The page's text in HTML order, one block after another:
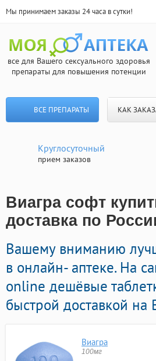
Мы принимаем заказы 24 часа в сутки!
все для Вашего сексуального здоровья
препараты для повышения потенции
ВСЕ ПРЕПАРАТЫ КАК
Круглосуточный
прием заказов
Виагра софт
доставка по
Вашему вниманию
в онлайн- аптеке. На
online дешёвые
быстрой доставкой на
Виагра
100мг